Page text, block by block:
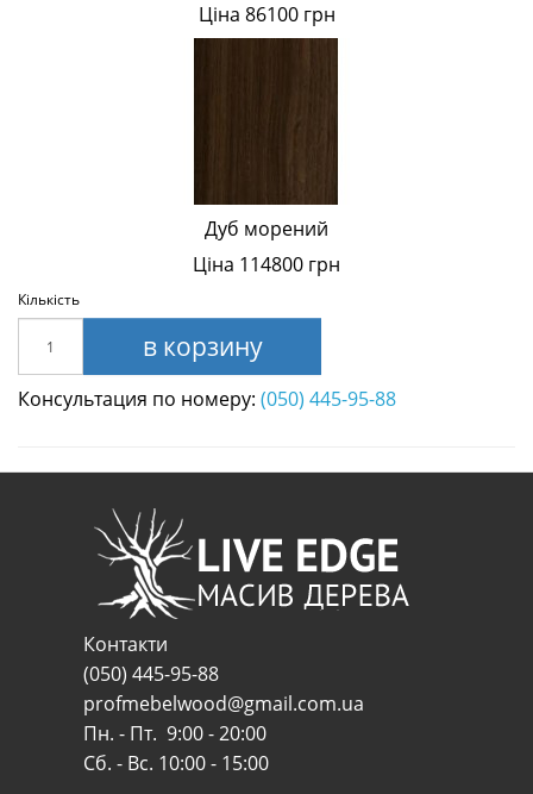
Ціна 86100 грн
Дуб морений
Ціна 114800 грн
Кількість
в корзину
Консультация по номеру: (050) 445-95-88
Контакти
(050) 445-95-88
profmebelwood@gmail.com.ua
Пн. - Пт. 9:00 - 20:00
Сб. - Вс. 10:00 - 15:00